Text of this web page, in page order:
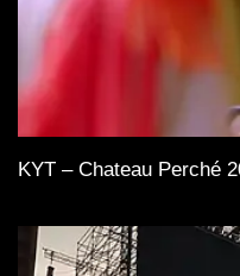
KYT – Chateau Perché